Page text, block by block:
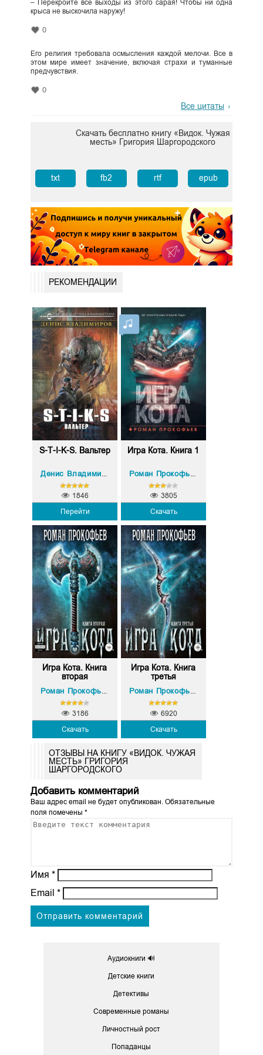
– Перекройте все выходы из этого сарая! Чтобы ни одна
крыса не выскочила наружу!
0
Его религия требовала осмысления каждой мелочи. Все в
этом мире имеет значение, включая страхи и туманные
предчувствия.
0
Все цитаты
Скачать бесплатно книгу «Видок. Чужая
месть» Григория Шаргородского
txt fb2 rtf epub
РЕКОМЕНДАЦИИ
S-T-I-K-S. Вальтер
Перейти
1846
Игра Кота. Книга 1
Скачать
3805
Игра Кота. Книга
вторая
Роман Прокофьев
Скачать
3186
Игра Кота. Книга
третья
Роман Прокофьев
Скачать
6920
ОТЗЫВЫ НА КНИГУ «ВИДОК. ЧУЖАЯ
МЕСТЬ» ГРИГОРИЯ
ШАРГОРОДСКОГО
Добавить комментарий
Ваш адрес email не будет опубликован. Обязательные
поля помечены *
Имя *
Email *
Аудиокниги 🔊
Детские книги
Детективы
Современные романы
Личностный рост
Попаданцы